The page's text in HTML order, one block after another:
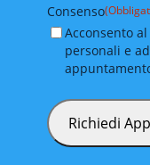
Consenso
Acconsento
personali e